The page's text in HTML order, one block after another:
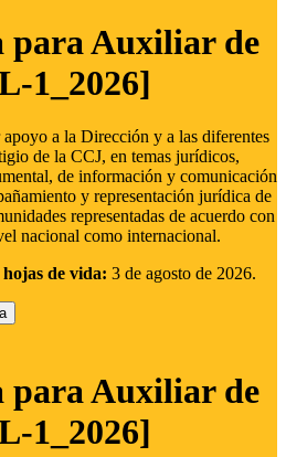
para Auxiliar de
1_2026]
a la Dirección y a las diferentes
de la CCJ, en temas jurídicos,
de información y comunicación
y representación jurídica de
representadas de acuerdo con
nacional como internacional.
de vida: 3 de agosto de 2026.
para Auxiliar de
1_2026]